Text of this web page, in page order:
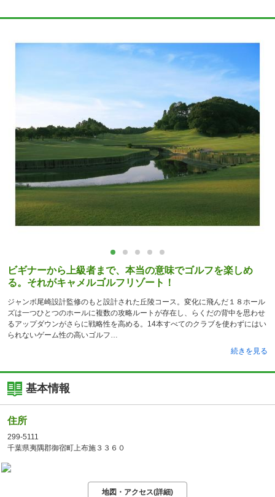
ビギナーから上級者まで、本当の意味でゴルフを楽しめ
る。それがキャメルゴルフリゾート！
ジャンボ尾崎設計監修のもと設計された丘陵コース。変化に飛んだ１８ホール
ズは一つひとつのホールに複数の攻略ルートが存在し、らくだの背中を思わせ
るアップダウンがさらに戦略性を高める。14本すべてのクラブを使わずにはい
られないゲーム性の高いゴルフ
続きを見る
基本情報
住所
299-5111
千葉県夷隅郡御宿町上布施３３６０
地図・アクセス(詳細)